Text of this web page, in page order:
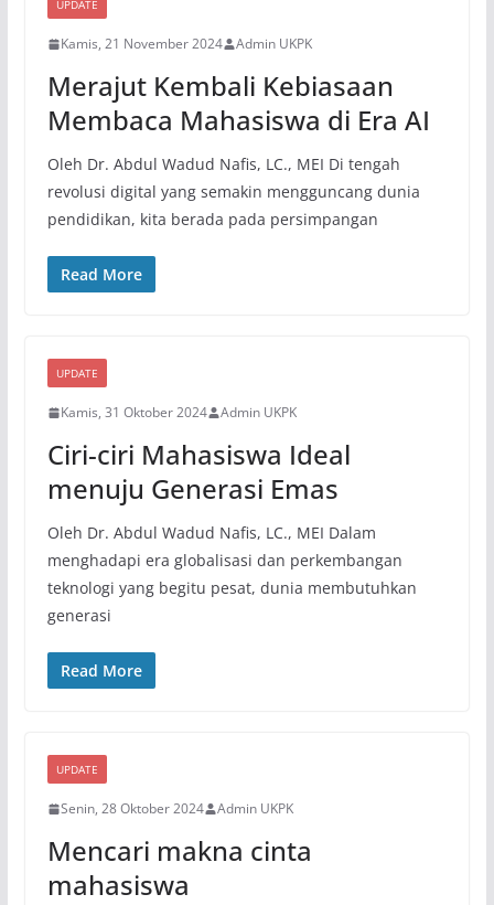
UPDATE
Kamis, 21 November 2024 Admin UKPK
Merajut Kembali Kebiasaan
Membaca Mahasiswa di Era AI
Oleh Dr. Abdul Wadud Nafis, LC., MEI Di tengah
revolusi digital yang semakin mengguncang dunia
pendidikan, kita berada pada persimpangan
Read More
UPDATE
Kamis, 31 Oktober 2024 Admin UKPK
Ciri-ciri Mahasiswa Ideal
menuju Generasi Emas
Oleh Dr. Abdul Wadud Nafis, LC., MEI Dalam
menghadapi era globalisasi dan perkembangan
teknologi yang begitu pesat, dunia membutuhkan
generasi
Read More
UPDATE
Senin, 28 Oktober 2024 Admin UKPK
Mencari makna cinta
mahasiswa